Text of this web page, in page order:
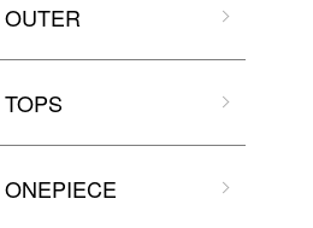
OUTER
TOPS
ONEPIECE